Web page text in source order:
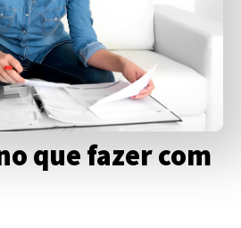
que fazer com